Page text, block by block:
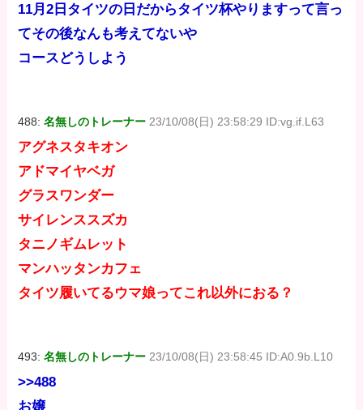
11月2日タイツの日だからタイツ杯やりますって言っ
てその後なんも考えてないや
コースどうしよう
488:名無しのトレーナー 23/10/08(日) 23:58:29 ID:vg.if.L63
アグネスタキオン
アドマイヤベガ
グラスワンダー
サイレンススズカ
タニノギムレット
マンハッタンカフェ
タイツ履いてるウマ娘ってこれ以外におる？
493:名無しのトレーナー 23/10/08(日) 23:58:45 ID:A0.9b.L10
>>488
お嬢